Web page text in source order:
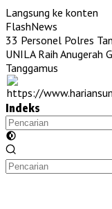
Langsung ke konten
FlashNews
33 Personel Polres
UNILA Raih Anugerah
Tanggamus
Indeks